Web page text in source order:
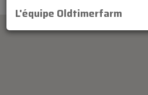
L'équipe Oldtimerfarm